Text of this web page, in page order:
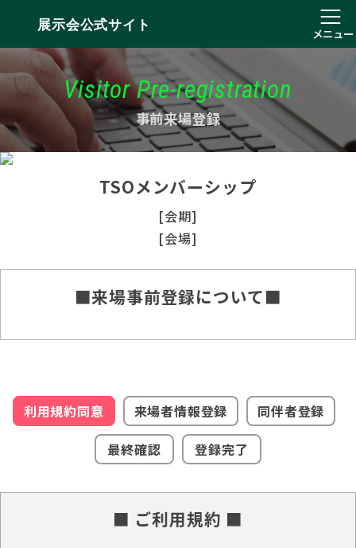
展示会公式サイト
メニュー
Visitor Pre-registration
事前来場登録
TSOメンバーシップ
[会期]
[会場]
■来場事前登録について■
利用規約同意 来場者情報登録
同伴者登録
最終確認
登録完了
■ ご利用規約 ■